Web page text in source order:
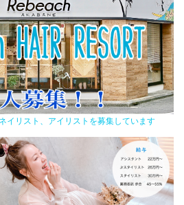
イリスト、アイリストを募集しています